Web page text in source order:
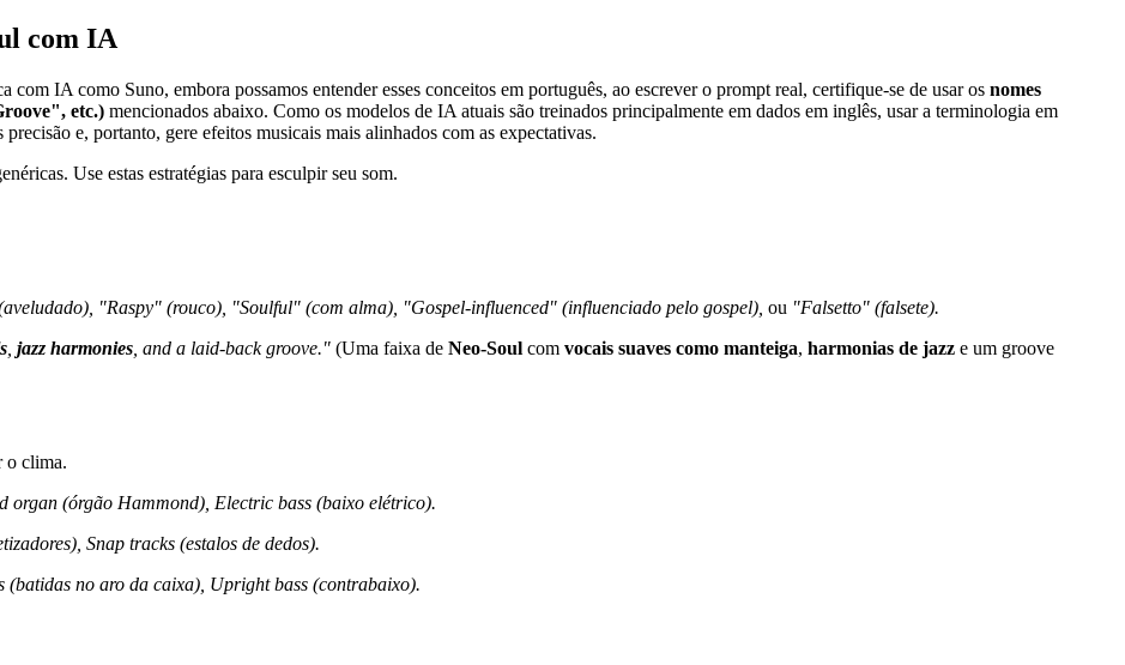
com IA
com IA como Suno, embora possamos entender esses conceitos em português, ao escrever o prompt real, certifique-se de usar os nomes
etc.) mencionados abaixo. Como os modelos de IA atuais são treinados principalmente em dados em inglês, usar a terminologia em
e, portanto, gere efeitos musicais mais alinhados com as expectativas.
Use estas estratégias para esculpir seu som.
"Raspy" (rouco), "Soulful" (com alma), "Gospel-influenced" (influenciado pelo gospel), ou "Falsetto" (falsete).
jazz harmonies , and a laid-back groove." (Uma faixa de Neo-Soul com vocais suaves como manteiga, harmonias de jazz e um groove
o clima.
organ (órgão Hammond), Electric bass (baixo elétrico).
Snap tracks (estalos de dedos).
(batidas no aro da caixa), Upright bass (contrabaixo).